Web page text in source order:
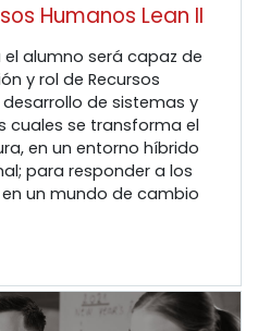
Humanos Lean II
alumno será capaz de
y rol de Recursos
de sistemas y
cuales se transforma el
en un entorno híbrido
para responder a los
un mundo de cambio